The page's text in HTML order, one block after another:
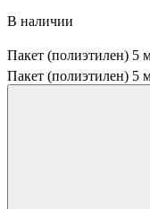
В наличии
Пакет (полиэтилен) 5
Пакет (полиэтилен) 5